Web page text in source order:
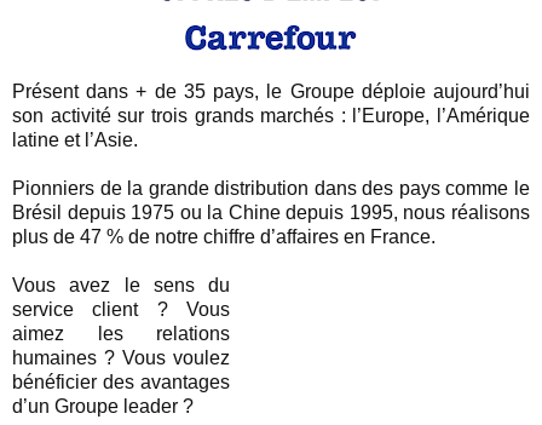
Présent dans + de 35 pays, le Groupe déploie aujourd’hui
son activité sur trois grands marchés : l’Europe, l’Amérique
latine et l’Asie.
Pionniers de la grande distribution dans des pays comme le
Brésil depuis 1975 ou la Chine depuis 1995, nous réalisons
plus de 47 % de notre chiffre d’affaires en France.
Vous avez le sens du
service client ? Vous
aimez les relations
humaines ? Vous voulez
bénéficier des avantages
d’un Groupe leader ?